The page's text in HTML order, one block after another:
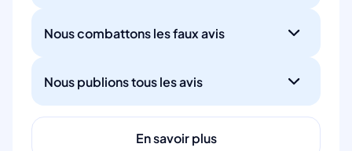
Nous combattons les faux avis
Nous publions tous les avis
En savoir plus